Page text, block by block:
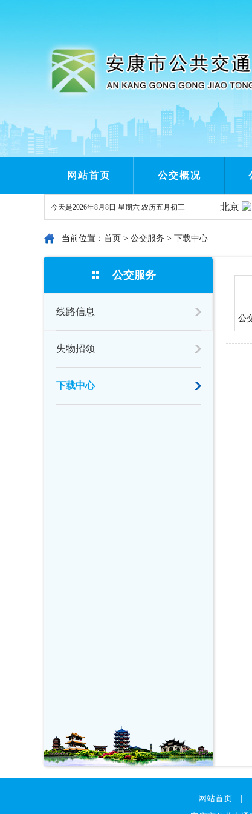
网站首页 公交概况
今天是2026年8月8日 星期六 农历五月初三
当前位置： 首页 > 公交服务 > 下载中心
公交服务
线路信息
失物招领
下载中心
公
网站首页